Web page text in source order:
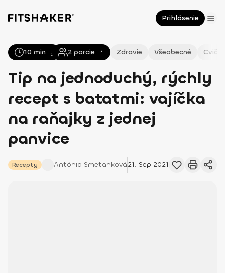
Prihlásenie
Všetky Recepty Zdravie Všeobecné
Tip na jednoduchý, rýchly
recept s batatmi: vajíčka
na raňajky z jednej
panvice
Recepty Antónia Smetanková21. Sep 2021
10 min 2 porcie